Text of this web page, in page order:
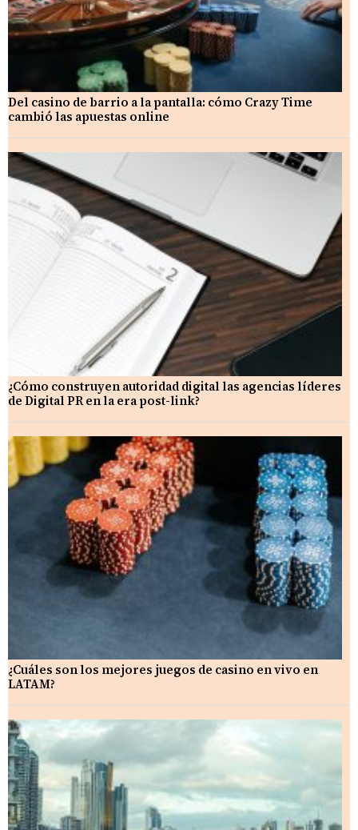
Del casino de barrio a la pantalla: cómo Crazy Time
cambió las apuestas online
¿Cómo construyen autoridad digital las agencias líderes
de Digital PR en la era post-link?
¿Cuáles son los mejores juegos de casino en vivo en
LATAM?